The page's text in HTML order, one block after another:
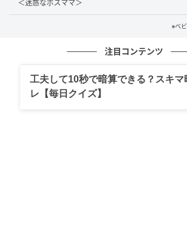
私は一瞬、聞き間違いかと思いました
代をほかの家庭で負担することは考
ました。そのため、「1家庭6,000円」
の想定を上回るものでした。ほかのマ
たように顔を見合わせていました。
＜迷惑なボスママ＞
※ベ
注目コンテンツ
工夫して10秒で暗算できる？スキマ
レ【毎日クイズ】